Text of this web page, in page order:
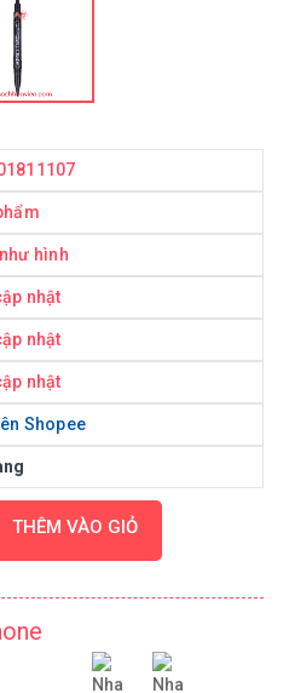
hình
nhật
nhật
nhật
Shopee
THÊM VÀO GIỎ